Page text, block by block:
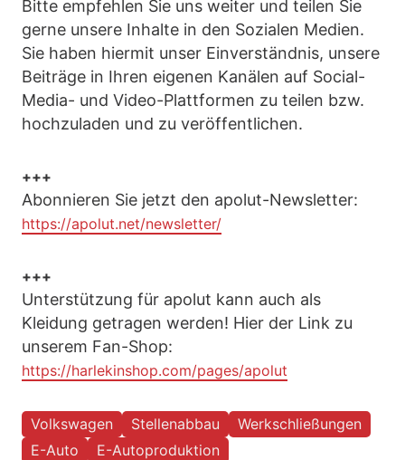
Bitte empfehlen Sie uns weiter und teilen Sie
gerne unsere Inhalte in den Sozialen Medien.
Sie haben hiermit unser Einverständnis, unsere
Beiträge in Ihren eigenen Kanälen auf Social-
Media- und Video-Plattformen zu teilen bzw.
hochzuladen und zu veröffentlichen.
+++
Abonnieren Sie jetzt den apolut-Newsletter:
https://apolut.net/newsletter/
+++
Unterstützung für apolut kann auch als
Kleidung getragen werden! Hier der Link zu
unserem Fan-Shop:
https://harlekinshop.com/pages/apolut
Volkswagen Stellenabbau
Werkschließungen
E-Auto
E-Autoproduktion